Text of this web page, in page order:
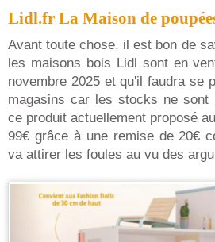
Lidl.fr La Maison de
Avant toute chose, il est bon de
les maisons bois Lidl sont en
novembre 2025 et qu'il faudra se
magasins car les stocks ne sont
ce produit actuellement proposé
99€ grâce à une remise de 20€
va attirer les foules au vu des